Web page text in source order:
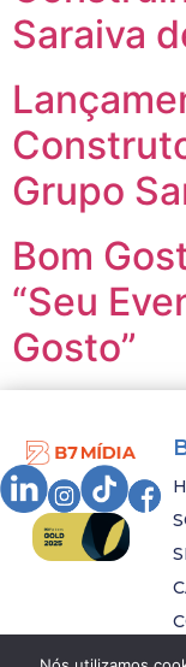
Saraiva
Grupo
Bom
“Seu
Gosto”